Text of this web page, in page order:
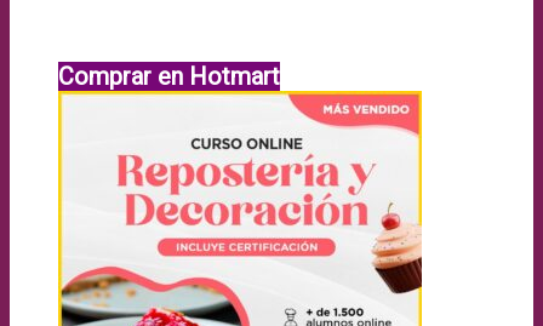
Comprar en Hotmart